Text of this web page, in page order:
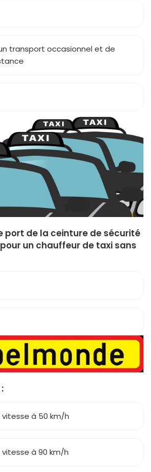
transport occasionnel et de
port de la ceinture de sécurité
un chauffeur de taxi sans
à 50 km/h
à 90 km/h